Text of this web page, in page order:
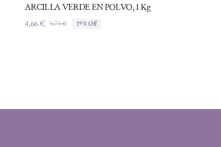
ARCILLA VERDE EN POLVO, 1 Kg
5,75€El
4,66€
El
19% Off